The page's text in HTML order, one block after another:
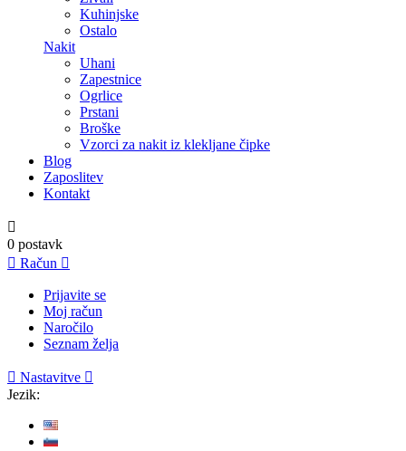
Kuhinjske
Ostalo
Nakit
Uhani
Zapestnice
Ogrlice
Prstani
Broške
Vzorci za nakit iz klekljane čipke
Blog
Zaposlitev
Kontakt

0 postavk
 Račun 
Prijavite se
Moj račun
Naročilo
Seznam želja
 Nastavitve 
Jezik: